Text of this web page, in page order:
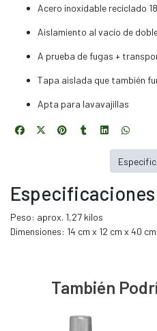
Acero inoxidable reciclado
Aislamiento al vacío de
A prueba de fugas +
Tapa aislada que también
Apta para lavavajillas
Especificaciones
Peso: aprox. 1,27 kilos
Dimensiones: 14 cm x 12 cm x 40 cm
También